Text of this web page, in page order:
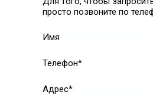
просто позвоните по
Имя
Телефон*
Адрес*